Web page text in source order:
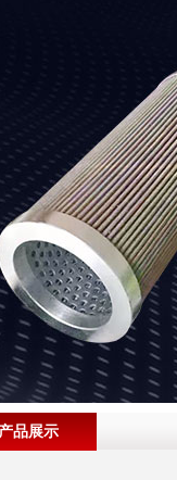
产品展示